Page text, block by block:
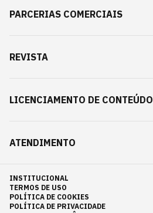
PARCERIAS COMERCIAIS
REVISTA
LICENCIAMENTO DE CONTEÚDO
ATENDIMENTO
INSTITUCIONAL
TERMOS DE USO
POLÍTICA DE COOKIES
POLÍTICA DE PRIVACIDADE